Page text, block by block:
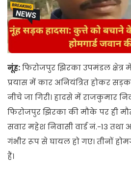
नूंह:फिरोजपुर झिरका उपमंडल
प्रयास में कार अनियंत्रित होकर
नीचे जा गिरी। हादसे में राजकुमार
फिरोजपुर झिरका की मौके पर ही
सवार महेश निवासी वार्ड नं.-13
गंभीर रूप से घायल हो गए। तीनों
हैं।